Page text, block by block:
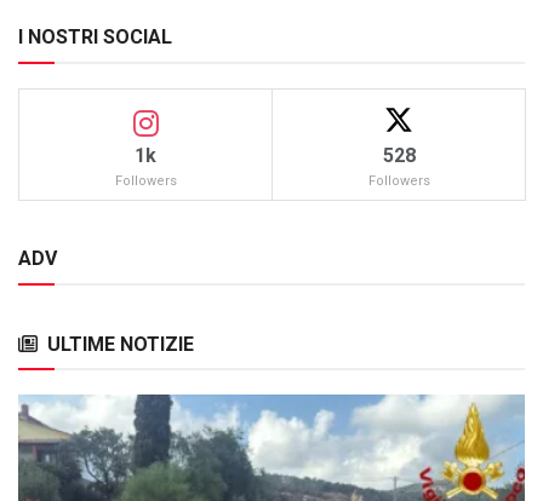
I NOSTRI SOCIAL
1k
Followers
528
Followers
ADV
ULTIME NOTIZIE